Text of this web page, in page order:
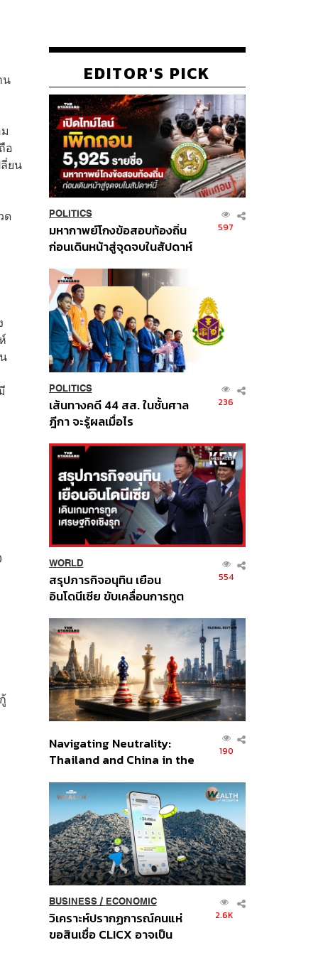
น
อ
ยน
ด
EDITOR'S PICK
POLITICS
มหากาพย์โกงข้อสอบท้องถิ่น
ก่อนเดินหน้าสู่จุดจบในสัปดาห์
597
POLITICS
เส้นทางคดี 44 สส. ในชั้นศาล
ฎีกา จะรู้ผลเมื่อไร
236
WORLD
สรุปภารกิจอนุทิน เยือน
อินโดนีเซีย ขับเคลื่อนการทูต
ส่วนยุทธศาสตร์ไทย –
อินโดนีเซีย
554
Navigating Neutrality:
Thailand and China in the
Order
190
BUSINESS/ ECONOMIC
วิเคราะห์ปรากฏการณ์คนแห่
ขอสินเชื่อ CLICX อาจเป็น
2.6K